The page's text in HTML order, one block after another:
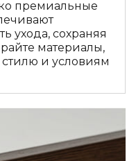
премиальные
ухода, сохраняя
материалы,
и условиям